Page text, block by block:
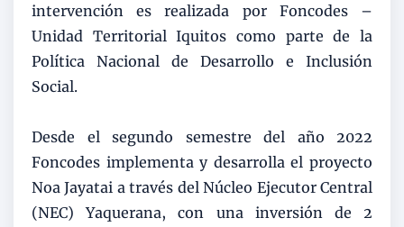
intervención es realizada por Foncodes –
Unidad Territorial Iquitos como parte de la
Política Nacional de Desarrollo e Inclusión
Social.
Desde el segundo semestre del año 2022
Foncodes implementa y desarrolla el proyecto
Noa Jayatai a través del Núcleo Ejecutor Central
(NEC) Yaquerana, con una inversión de 2